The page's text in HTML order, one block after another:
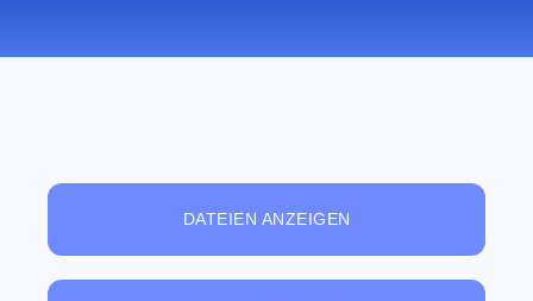
DATEIEN ANZEIGEN